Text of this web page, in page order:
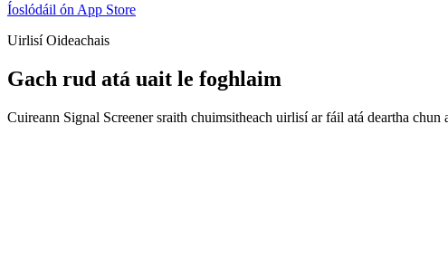
Íoslódáil ón App Store
Uirlisí Oideachais
Gach rud atá uait le foghlaim
Cuireann Signal Screener sraith chuimsitheach uirlisí ar fáil atá deartha